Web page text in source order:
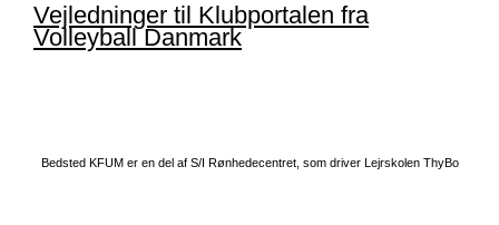
Vejledninger til Klubportalen fra
Volleyball Danmark
Bedsted KFUM er en del af S/I Rønhedecentret, som driver Lejrskolen ThyBo